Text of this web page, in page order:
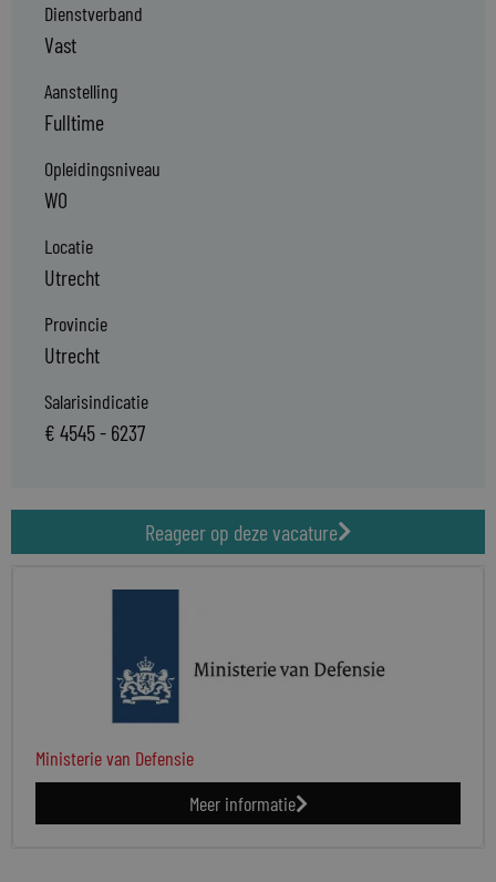
Dienstverband
Vast
Aanstelling
Fulltime
Opleidingsniveau
WO
Locatie
Utrecht
Provincie
Utrecht
Salarisindicatie
€ 4545 - 6237
Reageer op deze vacature
Ministerie van Defensie
Meer informatie